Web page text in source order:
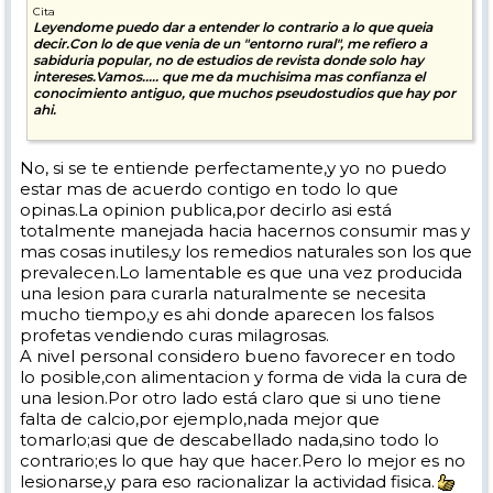
Cita
Leyendome puedo dar a entender lo contrario a lo que queia
decir.Con lo de que venia de un "entorno rural", me refiero a
sabiduria popular, no de estudios de revista donde solo hay
intereses.Vamos..... que me da muchisima mas confianza el
conocimiento antiguo, que muchos pseudostudios que hay por
ahi.
No, si se te entiende perfectamente,y yo no puedo
estar mas de acuerdo contigo en todo lo que
opinas.La opinion publica,por decirlo asi está
totalmente manejada hacia hacernos consumir mas y
mas cosas inutiles,y los remedios naturales son los que
prevalecen.Lo lamentable es que una vez producida
una lesion para curarla naturalmente se necesita
mucho tiempo,y es ahi donde aparecen los falsos
profetas vendiendo curas milagrosas.
A nivel personal considero bueno favorecer en todo
lo posible,con alimentacion y forma de vida la cura de
una lesion.Por otro lado está claro que si uno tiene
falta de calcio,por ejemplo,nada mejor que
tomarlo;asi que de descabellado nada,sino todo lo
contrario;es lo que hay que hacer.Pero lo mejor es no
lesionarse,y para eso racionalizar la actividad fisica.